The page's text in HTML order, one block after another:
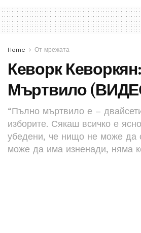
Home От мрежата
Кеворк Кеворкян:
Мъртвило
“Пълно мъртвило е –
изборите. Сякаш всичко е
убедени, че нищо не може да
може да има изненади, няма